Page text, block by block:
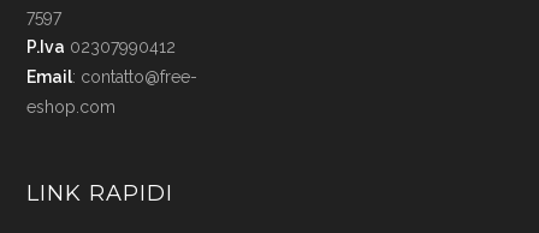
7597
P.Iva 02307990412
Email: contatto@free-
eshop.com
LINK RAPIDI